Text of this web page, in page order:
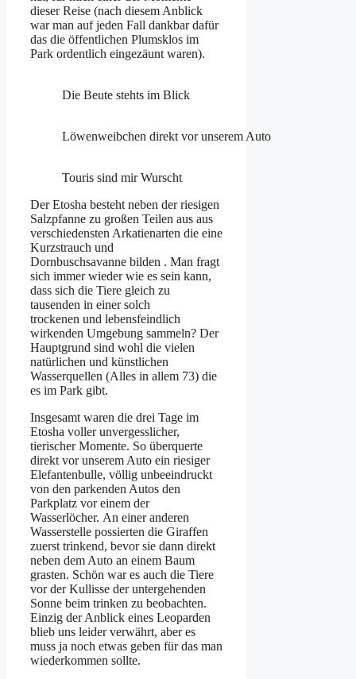
dieser Reise (nach diesem Anblick
war man auf jeden Fall dankbar dafür
das die öffentlichen Plumsklos im
Park ordentlich eingezäunt waren).
Die Beute stehts im Blick
Löwenweibchen direkt vor unserem Auto
Touris sind mir Wurscht
Der Etosha besteht neben der riesigen
Salzpfanne zu großen Teilen aus aus
verschiedensten Arkatienarten die eine
Kurzstrauch und
Dornbuschsavanne bilden . Man fragt
sich immer wieder wie es sein kann,
dass sich die Tiere gleich zu
tausenden in einer solch
trockenen und lebensfeindlich
wirkenden Umgebung sammeln? Der
Hauptgrund sind wohl die vielen
natürlichen und künstlichen
Wasserquellen (Alles in allem 73) die
es im Park gibt.
Insgesamt waren die drei Tage im
Etosha voller unvergesslicher,
tierischer Momente. So überquerte
direkt vor unserem Auto ein riesiger
Elefantenbulle, völlig unbeeindruckt
von den parkenden Autos den
Parkplatz vor einem der
Wasserlöcher. An einer anderen
Wasserstelle possierten die Giraffen
zuerst trinkend, bevor sie dann direkt
neben dem Auto an einem Baum
grasten. Schön war es auch die Tiere
vor der Kullisse der untergehenden
Sonne beim trinken zu beobachten.
Einzig der Anblick eines Leoparden
blieb uns leider verwährt, aber es
muss ja noch etwas geben für das man
wiederkommen sollte.